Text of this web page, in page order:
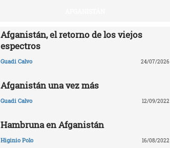
Afganistán, el retorno de los viejos
espectros
Guadi Calvo 24/07/2026
Afganistán una vez más
Guadi Calvo 12/09/2022
Hambruna en Afganistán
Higinio Polo 16/08/2022